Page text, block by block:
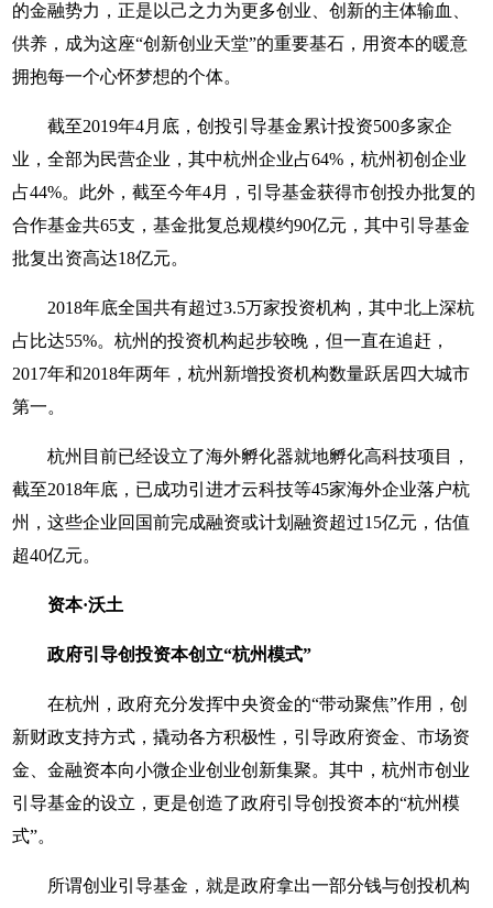
的金融势力，正是以己之力为更多创业、创新的主体输血、
供养，成为这座“创新创业天堂”的重要基石，用资本的暖意
拥抱每一个心怀梦想的个体。
截至2019年4月底，创投引导基金累计投资500多家企
业，全部为民营企业，其中杭州企业占64%，杭州初创企业
占44%。此外，截至今年4月，引导基金获得市创投办批复的
合作基金共65支，基金批复总规模约90亿元，其中引导基金
批复出资高达18亿元。
2018年底全国共有超过3.5万家投资机构，其中北上深杭
占比达55%。杭州的投资机构起步较晚，但一直在追赶，
2017年和2018年两年，杭州新增投资机构数量跃居四大城市
第一。
杭州目前已经设立了海外孵化器就地孵化高科技项目，
截至2018年底，已成功引进才云科技等45家海外企业落户杭
州，这些企业回国前完成融资或计划融资超过15亿元，估值
超40亿元。
资本·沃土
政府引导创投资本创立“杭州模式”
在杭州，政府充分发挥中央资金的“带动聚焦”作用，创
新财政支持方式，撬动各方积极性，引导政府资金、市场资
金、金融资本向小微企业创业创新集聚。其中，杭州市创业
引导基金的设立，更是创造了政府引导创投资本的“杭州模
式”。
所谓创业引导基金，就是政府拿出一部分钱与创投机构